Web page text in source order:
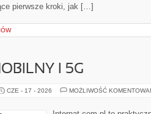
pierwsze kroki, jak […]
I 5G
CZE - 17 - 2026 MOŻLIWOŚĆ